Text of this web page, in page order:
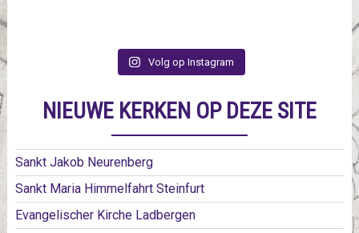
Volg op Instagram
NIEUWE KERKEN OP DEZE SITE
Sankt Jakob Neurenberg
Sankt Maria Himmelfahrt Steinfurt
Evangelischer Kirche Ladbergen